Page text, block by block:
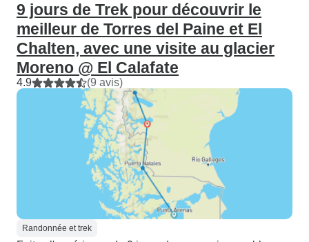
9 jours de Trek pour découvrir le
meilleur de Torres del Paine et El
Chalten, avec une visite au glacier
Moreno @ El Calafate
4.9 (9 avis)
Randonnée et trek